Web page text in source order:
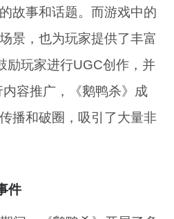
故事和话题。而游戏中的
景，也为玩家提供了丰富
励玩家进行UGC创作，并
容推广，《鹅鸭杀》成
播和破圈，吸引了大量非
件